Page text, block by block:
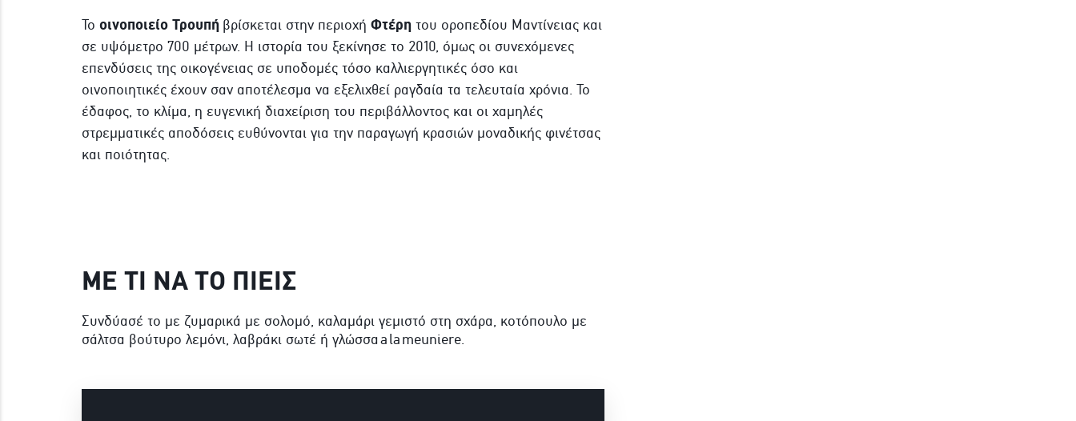
Το οινοποιείο Τρουπή βρίσκεται στην περιοχή Φτέρη του οροπεδίου Μαντίνειας και
σε υψόμετρο 700 μέτρων. Η ιστορία του ξεκίνησε το 2010, όμως οι συνεχόμενες
επενδύσεις της οικογένειας σε υποδομές τόσο καλλιεργητικές όσο και
οινοποιητικές έχουν σαν αποτέλεσμα να εξελιχθεί ραγδαία τα τελευταία χρόνια. Το
έδαφος, το κλίμα, η ευγενική διαχείριση του περιβάλλοντος και οι χαμηλές
στρεμματικές αποδόσεις ευθύνονται για την παραγωγή κρασιών μοναδικής φινέτσας
και ποιότητας.
ΜΕ ΤΙ ΝΑ ΤΟ ΠΙΕΙΣ
Συνδύασέ το με ζυμαρικά με σολομό, καλαμάρι γεμιστό στη σχάρα, κοτόπουλο με
σάλτσα βούτυρο λεμόνι, λαβράκι σωτέ ή γλώσσαa la meuniere.